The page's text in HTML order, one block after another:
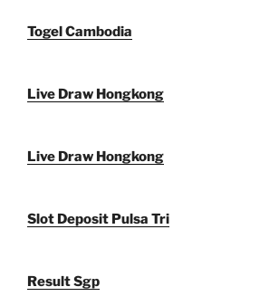
Togel Cambodia
Live Draw Hongkong
Live Draw Hongkong
Slot Deposit Pulsa Tri
Result Sgp